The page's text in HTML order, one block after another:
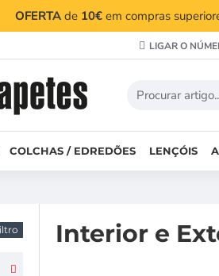
OFERTA de 10€ em compras
LIGAR O
COLCHAS / EDREDÕES LENÇÓIS
Interior e